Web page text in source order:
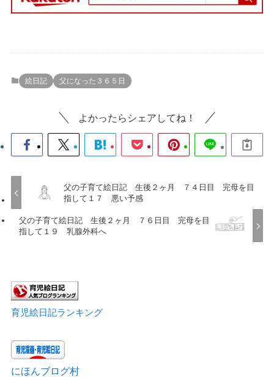
絵日記 父になった３６５日
よかったらシェアしてね！
父の子育て絵日記 生後２ヶ月 ７４日目 完母を目
指して１７ 悪い予感
父の子育て絵日記 生後２ヶ月 ７６日目 完母を目
指して１９ 乳腺外科へ
育児絵日記ランキング
にほんブログ村